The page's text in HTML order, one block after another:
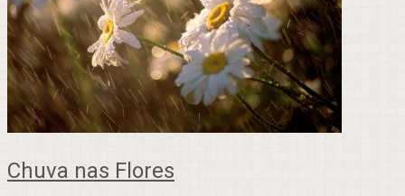
Chuva nas Flores